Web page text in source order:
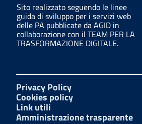
Sito realizzato seguendo le linee
guida di sviluppo per i servizi web
delle PA pubblicate da AGID in
collaborazione con il TEAM PER LA
TRASFORMAZIONE DIGITALE.
Privacy Policy
Cookies policy
Link utili
Amministrazione trasparente